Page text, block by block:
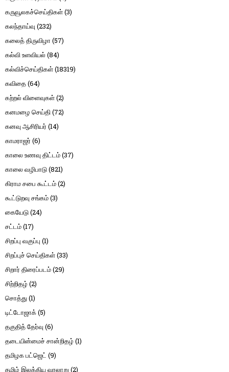
கருவூலகச்செய்திகள்(3)
கலந்தாய்வு (232)
கலைத் திருவிழா (57)
கல்வி உளவியல் (84)
கல்விச்செய்திகள்(18319)
கவிதை(64)
கற்றல் விளைவுகள்(2)
கனமழை செய்தி(72)
கனவு ஆசிரியர் (14)
காமராஜர் (6)
காலை உணவு திட்டம்(37)
காலை வழிபாடு(821)
கிராம சபை கூட்டம்(2)
கூட்டுறவு சங்கம்(3)
கையேடு(24)
சட்டம்(17)
சிறப்பு வகுப்பு (1)
சிறப்புச் செய்திகள்(33)
சிறார் திரைப்படம்(29)
சிற்றிதழ் (2)
சொத்து(1)
டிட்டோஜாக்(5)
தகுதித் தேர்வு (6)
தடையின்மைச் சான்றிதழ் (1)
தமிழக பட்ஜெட் (9)
தமிழ் இலக்கிய வரலாறு (2)